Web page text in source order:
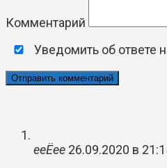
Комментарий
Уведомить об ответе
ееЁее 26.09.2020 в